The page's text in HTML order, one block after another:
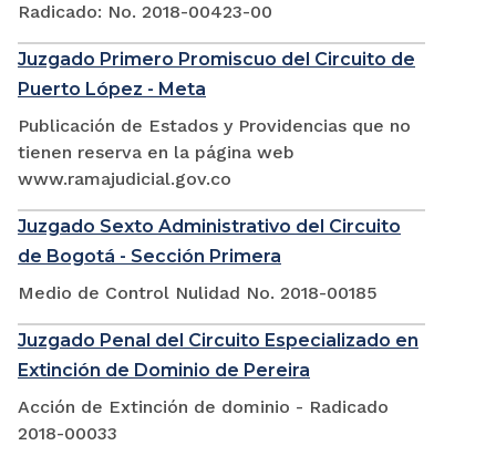
Radicado: No. 2018-00423-00
Juzgado Primero Promiscuo del Circuito de
Puerto López - Meta
Publicación de Estados y Providencias que no
tienen reserva en la página web
www.ramajudicial.gov.co
Juzgado Sexto Administrativo del Circuito
de Bogotá - Sección Primera
Medio de Control Nulidad No. 2018-00185
Juzgado Penal del Circuito Especializado en
Extinción de Dominio de Pereira
Acción de Extinción de dominio - Radicado
2018-00033